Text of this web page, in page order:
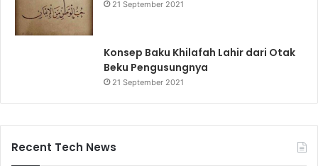
21 September 2021
Konsep Baku Khilafah Lahir dari Otak
Beku Pengusungnya
21 September 2021
Recent Tech News